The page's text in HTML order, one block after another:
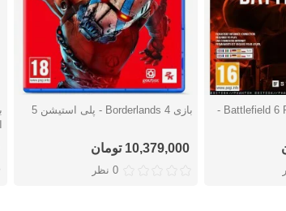
بازی Battlefield 6 Phantom Edition -
دوست داشتن بازی Borderlands 4 - پلی استیشن 5
10,379,000 تومان
0 نظر